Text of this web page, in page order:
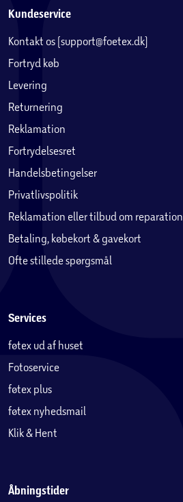
Kundeservice
Kontakt os (support@foetex.dk)
Fortryd køb
Levering
Returnering
Reklamation
Fortrydelsesret
Handelsbetingelser
Privatlivspolitik
Reklamation eller tilbud om reparation
Betaling, købekort & gavekort
Ofte stillede spørgsmål
Services
føtex ud af huset
Fotoservice
føtex plus
føtex nyhedsmail
Klik & Hent
Åbningstider